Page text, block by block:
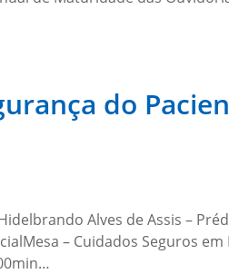
do
Alves de Assis –
– Cuidados Seguros